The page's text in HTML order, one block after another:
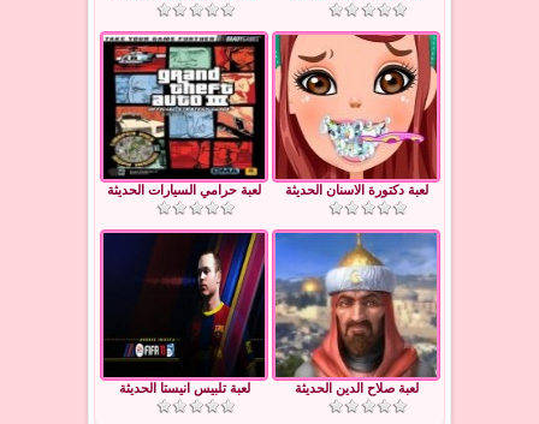
لعبة دكتورة الاسنان الحديثة لعبة حرامي السيارات الحديثة
لعبة صلاح الدين الحديثة لعبة تلبيس انيستا الحديثة